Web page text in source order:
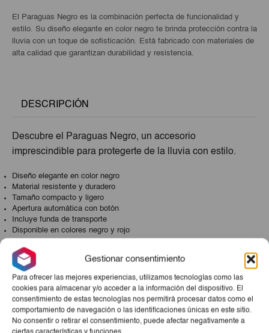
Gestionar consentimiento
Para ofrecer las mejores experiencias, utilizamos tecnologías como las
cookies para almacenar y/o acceder a la información del dispositivo. El
consentimiento de estas tecnologías nos permitirá procesar datos como el
comportamiento de navegación o las identificaciones únicas en este sitio.
No consentir o retirar el consentimiento, puede afectar negativamente a
El Paraguas Negro es la combinación perfecta de funcionalidad y
estilo. Su diseño elegante en color negro te brinda protección contra la
lluvia con un toque de sofisticación. Está fabricado con materiales de
alta calidad que garantizan durabilidad y resistencia.
DESCRIPCIÓN
Descubre el Paraguas Negro, un accesorio
imprescindible para protegerte de la lluvia con estilo.
Diseño elegante en color negro
Material resistente y duradero
Tamaño compacto y ligero
Apertura automática con botón
Incluye funda de transporte
Disponible en colores negro y rojo
Con un tamaño compacto y ligero, es fácil de transportar
a donde quiera que vayas. Además, su sistema de
apertura automática con un botón facilita su uso en días
lluviosos. Incluye una práctica funda de transporte para
almacenarlo de forma segura cuando no lo necesites.